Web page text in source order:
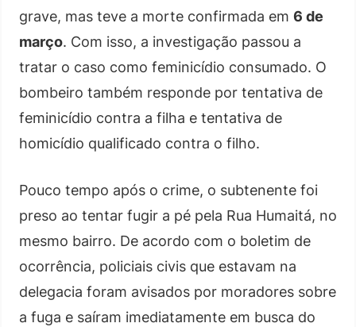
grave, mas teve a morte confirmada em 6 de
março. Com isso, a investigação passou a
tratar o caso como feminicídio consumado. O
bombeiro também responde por tentativa de
feminicídio contra a filha e tentativa de
homicídio qualificado contra o filho.
Pouco tempo após o crime, o subtenente foi
preso ao tentar fugir a pé pela Rua Humaitá, no
mesmo bairro. De acordo com o boletim de
ocorrência, policiais civis que estavam na
delegacia foram avisados por moradores sobre
a fuga e saíram imediatamente em busca do